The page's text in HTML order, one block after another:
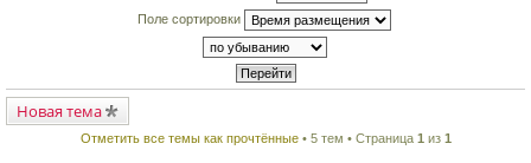
и
ю
м
с
о
а
н
н
о
о
ч
и
у
н
е
п
в
о
м
у
Поле сортировки
Новая тема
Отметить все темы как прочтённые• 5 тем • Страница 1 из 1